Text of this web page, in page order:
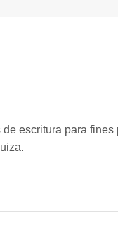
escritura para